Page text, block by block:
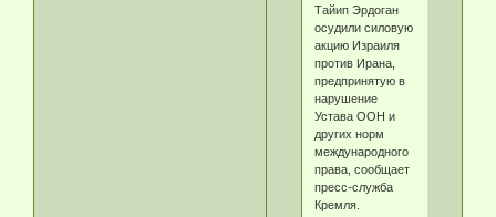
Тайип Эрдоган
осудили силовую
акцию Израиля
против Ирана,
предпринятую в
нарушение
Устава ООН и
других норм
международного
права, сообщает
пресс-служба
Кремля.